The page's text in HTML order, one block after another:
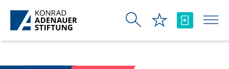
Skip to Main Content